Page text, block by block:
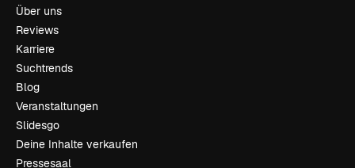
Über uns
Reviews
Karriere
Suchtrends
Blog
Veranstaltungen
Slidesgo
Deine Inhalte verkaufen
Pressesaal